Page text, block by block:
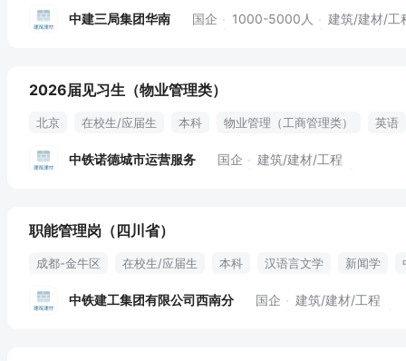
中建三局集团华南 国企 1000-5000人 建筑/建材/工
2026届见习生（物业管理类）
北京 在校生/应届生 本科 物业管理（工商管理类） 英语
中铁诺德城市运营服务 国企 建筑/建材/工程
职能管理岗（四川省）
成都-金牛区 在校生/应届生 本科 汉语言文学 新闻学
五险二金
中铁建工集团有限公司西南分 国企 建筑/建材/工程